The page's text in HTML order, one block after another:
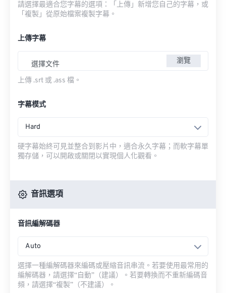
請選擇最適合您字幕的選項：「上傳」新增您自己的字幕，或
「複製」從原始檔案複製字幕。
上傳字幕
選擇文件 瀏覽
上傳 .srt 或 .ass 檔。
字幕模式
Hard
硬字幕始終可見並整合到影片中，適合永久字幕；而軟字幕單
獨存儲，可以開啟或關閉以實現個人化觀看。
音訊選項
音訊編解碼器
Auto
選擇一種編解碼器來編碼或壓縮音訊串流。若要使用最常用的
編解碼器，請選擇“自動”（建議）。若要轉換而不重新編碼音
頻，請選擇“複製”（不建議）。